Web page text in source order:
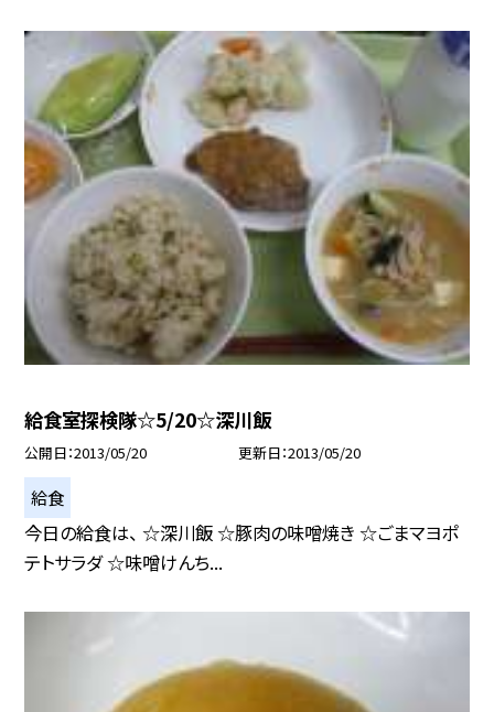
給食室探検隊☆5/20☆深川飯
公開日 2013/05/20 更新日 2013/05/20
給食
今日の給食は、 ☆深川飯 ☆豚肉の味噌焼き ☆ごまマヨポ
テトサラダ ☆味噌けんち...